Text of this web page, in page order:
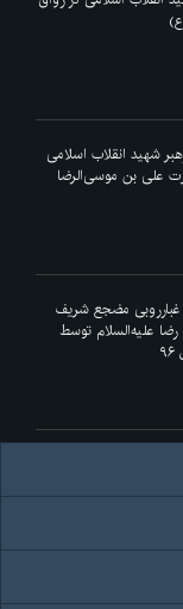
شهید انقلاب اسلامی
علی‌ بن موسی‌الرضا
غبارروبی مضجع شریف
علیه‌السلام توسط